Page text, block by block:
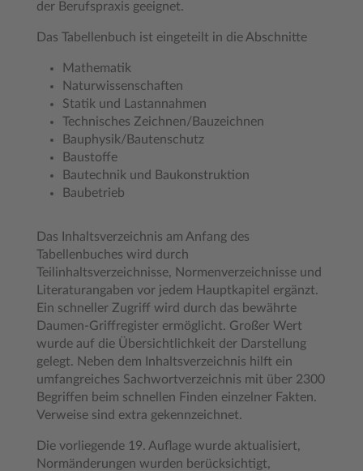
der Berufspraxis geeignet.
Das Tabellenbuch ist eingeteilt in die Abschnitte
Mathematik
Naturwissenschaften
Statik und Lastannahmen
Technisches Zeichnen/Bauzeichnen
Bauphysik/Bautenschutz
Baustoffe
Bautechnik und Baukonstruktion
Baubetrieb
Das Inhaltsverzeichnis am Anfang des
Tabellenbuches wird durch
Teilinhaltsverzeichnisse, Normenverzeichnisse und
Literaturangaben vor jedem Hauptkapitel ergänzt.
Ein schneller Zugriff wird durch das bewährte
Daumen-Griffregister ermöglicht. Großer Wert
wurde auf die Übersichtlichkeit der Darstellung
gelegt. Neben dem Inhaltsverzeichnis hilft ein
umfangreiches Sachwortverzeichnis mit über 2300
Begriffen beim schnellen Finden einzelner Fakten.
Verweise sind extra gekennzeichnet.
Die vorliegende 19. Auflage wurde aktualisiert,
Normänderungen wurden berücksichtigt,